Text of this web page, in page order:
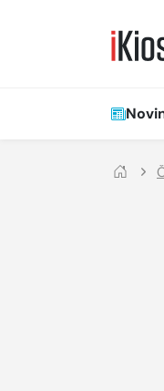
Hlavní